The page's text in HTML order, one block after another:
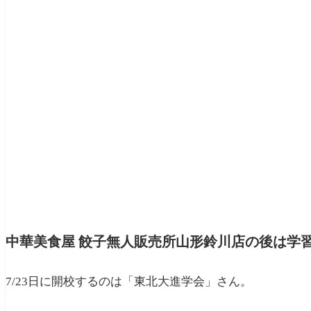
中華美食屋 餃子無人販売所山形鈴川店の後は学
7/23日に開校するのは「東北大進学会」さん。